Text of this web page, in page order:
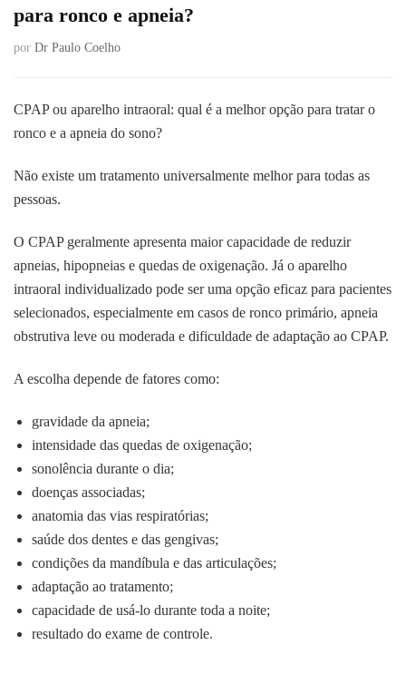
para ronco e apneia?
por Dr Paulo Coelho
CPAP ou aparelho intraoral: qual é a melhor opção para tratar o
ronco e a apneia do sono?
Não existe um tratamento universalmente melhor para todas as
pessoas.
O CPAP geralmente apresenta maior capacidade de reduzir
apneias, hipopneias e quedas de oxigenação. Já o aparelho
intraoral individualizado pode ser uma opção eficaz para pacientes
selecionados, especialmente em casos de ronco primário, apneia
obstrutiva leve ou moderada e dificuldade de adaptação ao CPAP.
A escolha depende de fatores como:
gravidade da apneia;
intensidade das quedas de oxigenação;
sonolência durante o dia;
doenças associadas;
anatomia das vias respiratórias;
saúde dos dentes e das gengivas;
condições da mandíbula e das articulações;
adaptação ao tratamento;
capacidade de usá-lo durante toda a noite;
resultado do exame de controle.